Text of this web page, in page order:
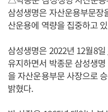
삼성생명은 자산운용부문
산운용에 역량을 집중하고
삼성생명은 2022년 12월8일
유지하면서 박종문 삼성생
을 자산운용부문 사장으로
밝혔다.